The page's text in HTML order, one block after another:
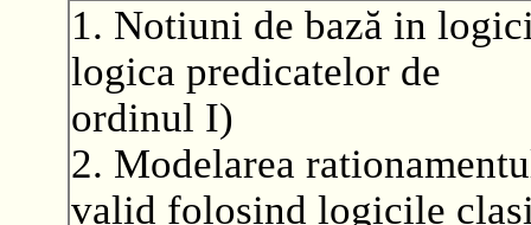
1. Notiuni de bază in
logica predicatelor de
ordinul I)
2. Modelarea
valid folosind logicile